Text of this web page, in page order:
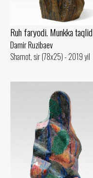
Ruh faryodi. Munkka taqlid
Damir Ruzibaev
Shamot, sir (78x25) - 2019 yil